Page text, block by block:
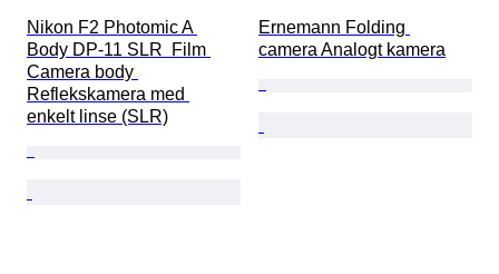
Nikon F2 Photomic A
Body DP-11 SLR  Film
Camera body
Reflekskamera med
enkelt linse (SLR)
Ernemann Folding
camera Analogt kamera